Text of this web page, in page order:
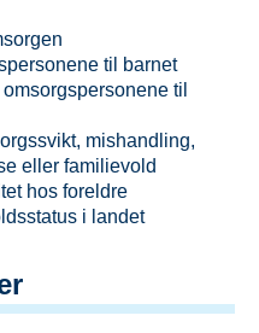
til barnet
til
mishandling,
eller familievold
hos foreldre
i landet